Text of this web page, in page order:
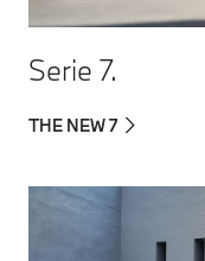
Serie 7.
THE NEW 7